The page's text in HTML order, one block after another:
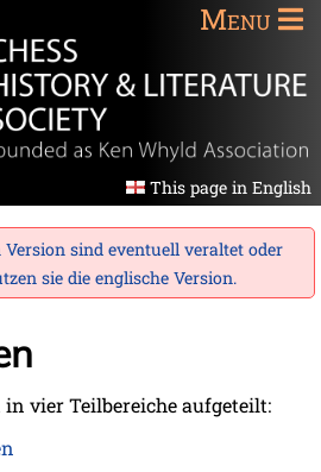
Menu
This page in English
sind eventuell veraltet oder
sie die englische Version.
vier Teilbereiche aufgeteilt: